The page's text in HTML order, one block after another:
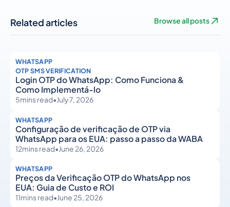
Related articles Browse all posts
WHATSAPP
OTP SMS VERIFICATION
Login OTP do WhatsApp: Como Funciona &
Como Implementá-lo
5mins read•July 7, 2026
WHATSAPP
Configuração de verificação de OTP via
WhatsApp para os EUA: passo a passo da WABA
12mins read•June 26, 2026
WHATSAPP
Preços da Verificação OTP do WhatsApp nos
EUA: Guia de Custo e ROI
11mins read•June 25, 2026